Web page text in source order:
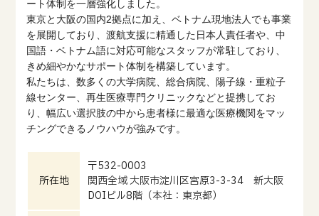
ート体制を一層強化しました。
東京と大阪の国内2拠点に加え、ベトナム現地法人でも事業
を展開しており、渡航支援に精通した日本人責任者や、中
国語・ベトナム語に対応可能なスタッフが常駐しており、
きめ細やかなサポート体制を構築しています。
私たちは、数多くの大学病院、総合病院、陽子線・重粒子
線センター、再生医療専門クリニックなどと提携してお
り、幅広い選択肢の中から患者様に最適な医療機関をマッ
チングできるノウハウが強みです。
所在地
〒532-0003
関西全域 大阪市淀川区宮原3-3-34 新大阪
DOIビル8階（本社：東京都）